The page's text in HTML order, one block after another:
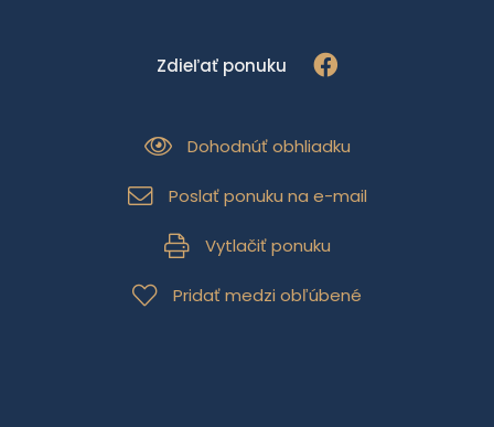
Zdieľať ponuku
Dohodnúť obhliadku
Poslať ponuku na e-mail
Vytlačiť ponuku
Pridať medzi obľúbené